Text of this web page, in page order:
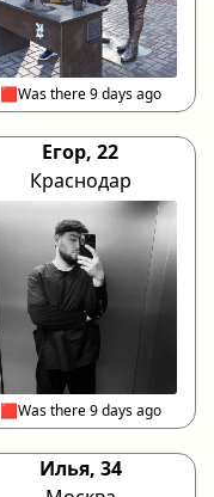
🟥Was there 9 days ago
Егор, 22
Краснодар
🟥Was there 9 days ago
Илья, 34